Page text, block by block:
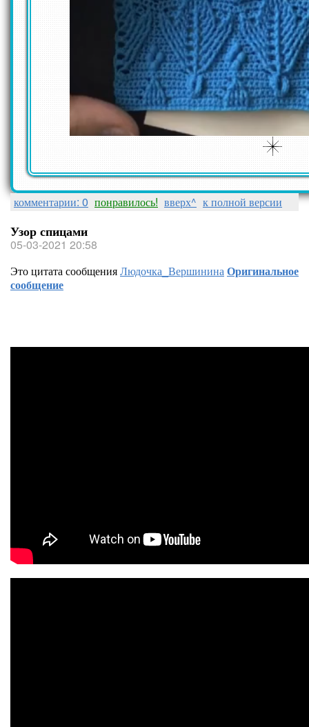
комментарии: 0 понравилось! вверх^ к полной версии
Узор спицами
05-03-2021 20:58
Это цитата сообщенияЛюдочка_Вершинина Оригинальное
сообщение